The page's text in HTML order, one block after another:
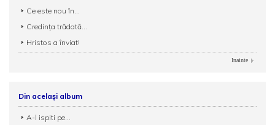
Ce este nou în...
Credința trădată...
Hristos a înviat!
Inainte
Din același album
A-l ispiti pe...